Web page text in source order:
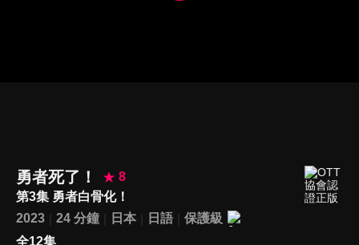
勇者死了！
8
第3集 勇者白骨化！
2023
24 分鐘 日本 日語
保護級
全12集